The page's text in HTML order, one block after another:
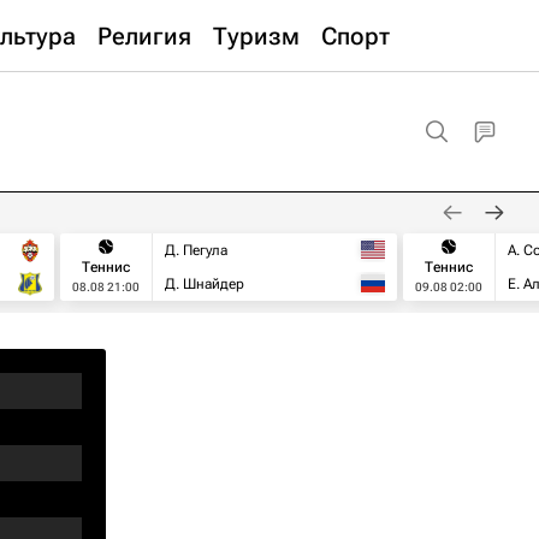
Религия Туризм Спорт
Теннис
08.08 21:00
Д. Пегула
Д. Шнайдер
Теннис
09.08 02:00
А.
Е.